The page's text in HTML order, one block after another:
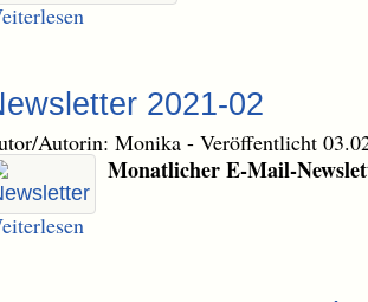
2021-02
Autorin: Monika - Veröffentlicht
Monatlicher E-Mail-